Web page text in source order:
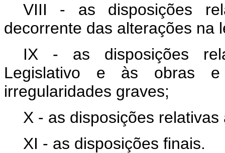
VIII - as disposições
decorrente das alterações na
IX - as disposições
Legislativo e às obras
irregularidades graves;
X - as disposições
XI - as disposições finais.